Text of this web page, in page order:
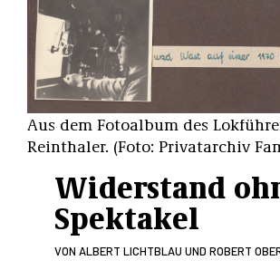
Aus dem Fotoalbum des
Reinthaler. (Foto: Privatarchiv
Widerstand
Spektakel
VON ALBERT LICHTBLAU UND ROBERT